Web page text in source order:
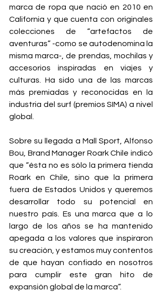
marca de ropa que nació en 2010 en
California y que cuenta con originales
colecciones de “artefactos de
aventuras” -como se autodenomina la
misma marca-, de prendas, mochilas y
accesorios inspiradas en viajes y
culturas. Ha sido una de las marcas
más premiadas y reconocidas en la
industria del surf (premios SIMA) a nivel
global.
Sobre su llegada a Mall Sport, Alfonso
Bou, Brand Manager Roark Chile indicó
que “ésta no es sólo la primera tienda
Roark en Chile, sino que la primera
fuera de Estados Unidos y queremos
desarrollar todo su potencial en
nuestro país. Es una marca que a lo
largo de los años se ha mantenido
apegada a los valores que inspiraron
su creación, y estamos muy contentos
de que hayan confiado en nosotros
para cumplir este gran hito de
expansión global de la marca”.